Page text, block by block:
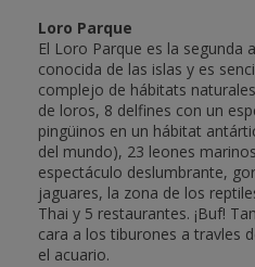
Loro Parque
El Loro Parque es la segunda
conocida de las islas y es
complejo de hábitats
de loros, 8 delfines con un
pingüinos en un hábitat
del mundo), 23 leones
espectáculo deslumbrante,
jaguares, la zona de los
Thai y 5 restaurantes. ¡Buf!
cara a los tiburones a travles
el acuario.